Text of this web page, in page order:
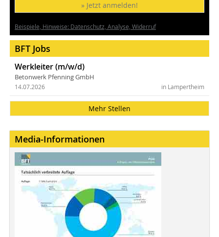
» Jetzt anmelden!
Beispiele, Hinweise: Datenschutz, Analyse, Widerruf
BFT Jobs
Werkleiter (m/w/d)
Betonwerk Pfenning GmbH
in Lampertheim
14.07.2026
Mehr Stellen
Media-Informationen